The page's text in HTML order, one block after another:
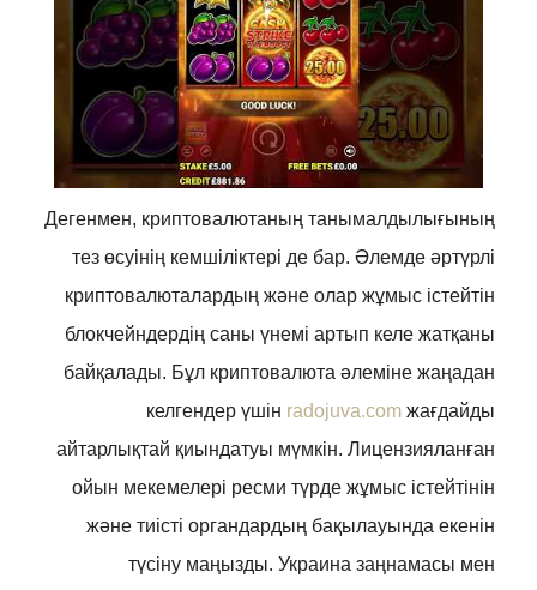
Дегенмен, криптовалютаның танымалдылығының
тез өсуінің кемшіліктері де бар. Әлемде әртүрлі
криптовалюталардың және олар жұмыс істейтін
блокчейндердің саны үнемі артып келе жатқаны
байқалады. Бұл криптовалюта әлеміне жаңадан
келгендер үшін radojuva.com жағдайды
айтарлықтай қиындатуы мүмкін. Лицензияланған
ойын мекемелері ресми түрде жұмыс істейтінін
және тиісті органдардың бақылауында екенін
түсіну маңызды. Украина заңнамасы мен